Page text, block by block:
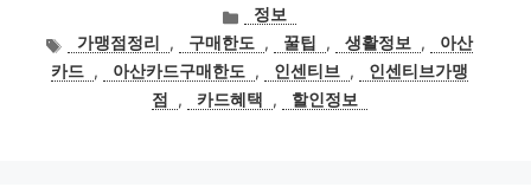
카
테
고
리
정보
태
그
가맹점정리 , 구매한도 , 꿀팁 , 생활정보 ,
아산
카드 , 아산카드구매한도 , 인센티브 ,
인센티브가맹
점
, 카드혜택 , 할인정보